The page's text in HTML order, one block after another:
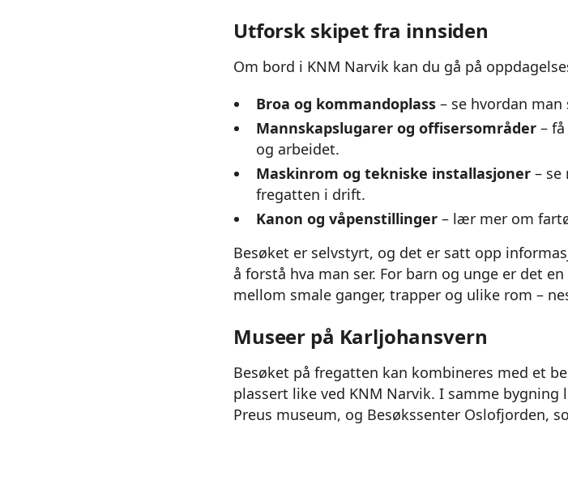
Utforsk skipet fra innsiden
Om bord i KNM Narvik kan du gå på
Broa og kommandoplass – se hvordan
Mannskapslugarer og offisersområder –
og arbeidet.
Maskinrom og tekniske installasjoner –
fregatten i drift.
Kanon og våpenstillinger – lær mer om
Besøket er selvstyrt, og det er satt opp
å forstå hva man ser. For barn og unge er det
mellom smale ganger, trapper og ulike rom –
Museer på Karljohansvern
Besøket på fregatten kan kombineres med et
plassert like ved KNM Narvik. I samme
Preus museum, og Besøkssenter Oslofjorden,